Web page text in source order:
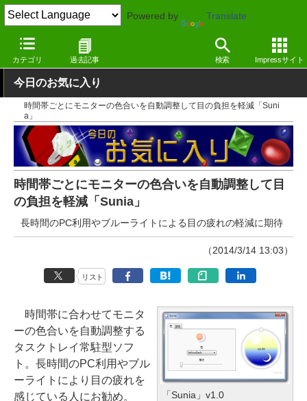
Powered by Translate
カテゴリ 過去記事 検索 Impressサイト
窓の杜 システム・ファイル Windows
今日のお気に入り
時間帯ごとにモニターの色合いを自動調整して目の負担を軽減「Suni
a」
時間帯ごとにモニターの色合いを自動調整して目
の負担を軽減「Sunia」
長時間のPC利用やブルーライトによる目の疲れの軽減に期待
（2014/3/14 13:03）
リスト
「Sunia」v1.0
時間帯に合わせてモニタ
ーの色合いを自動調整する
タスクトレイ常駐型ソフ
ト。長時間のPC利用やブル
ーライトにより目の疲れを
感じている人にお勧め。